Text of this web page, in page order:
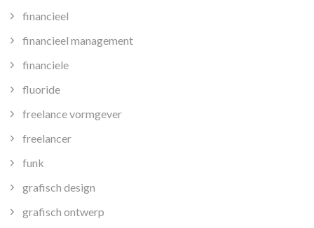
financieel
financieel management
financiele
fluoride
freelance vormgever
freelancer
funk
grafisch design
grafisch ontwerp